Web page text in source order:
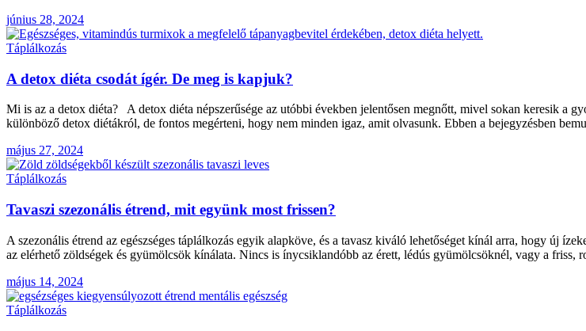
június 28, 2024
Táplálkozás
A detox diéta csodát ígér. De meg is kapjuk?
Mi is az a detox diéta? A detox diéta népszerűsége az utóbbi években jelentősen megnőtt, mivel sokan keresik a
különböző detox diétákról, de fontos megérteni, hogy nem minden igaz, amit olvasunk. Ebben a bejegyzésben
május 27, 2024
Táplálkozás
Tavaszi szezonális étrend, mit együnk most frissen?
A szezonális étrend az egészséges táplálkozás egyik alapköve, és a tavasz kiváló lehetőséget kínál arra, hogy új
az elérhető zöldségek és gyümölcsök kínálata. Nincs is ínycsiklandóbb az érett, lédús gyümölcsöknél, vagy a friss,
május 14, 2024
Táplálkozás